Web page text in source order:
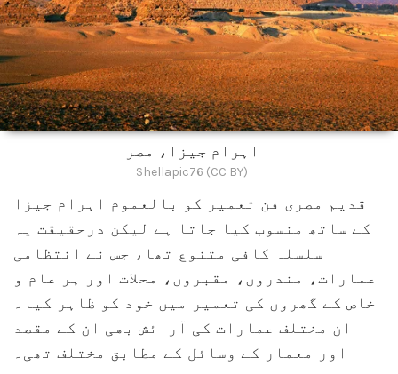
اہرام جیزا، مصر
Shellapic76 (CC BY)
قدیم مصری فن تعمیر کو بالعموم اہرام جیزا
کے ساتھ منسوب کیا جاتا ہے لیکن درحقیقت یہ
سلسلہ کافی متنوع تھا، جس نے انتظامی
عمارات، مندروں، مقبروں، محلات اور ہر عام و
خاص کے گھروں کی تعمیر میں خود کو ظاہر کیا۔
ان مختلف عمارات کی آرائش بھی ان کے مقصد
اور معمار کے وسائل کے مطابق مختلف تھی۔